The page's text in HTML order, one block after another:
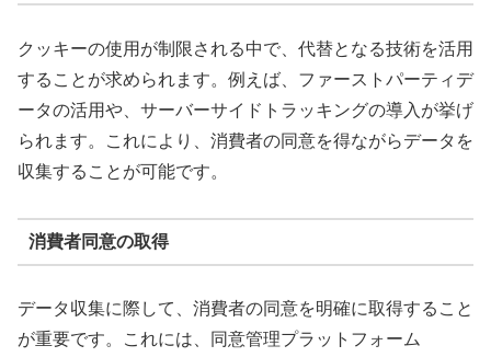
クッキーの使用が制限される中で、代替となる技術を活用
することが求められます。例えば、ファーストパーティデ
ータの活用や、サーバーサイドトラッキングの導入が挙げ
られます。これにより、消費者の同意を得ながらデータを
収集することが可能です。
消費者同意の取得
データ収集に際して、消費者の同意を明確に取得すること
が重要です。これには、同意管理プラットフォーム